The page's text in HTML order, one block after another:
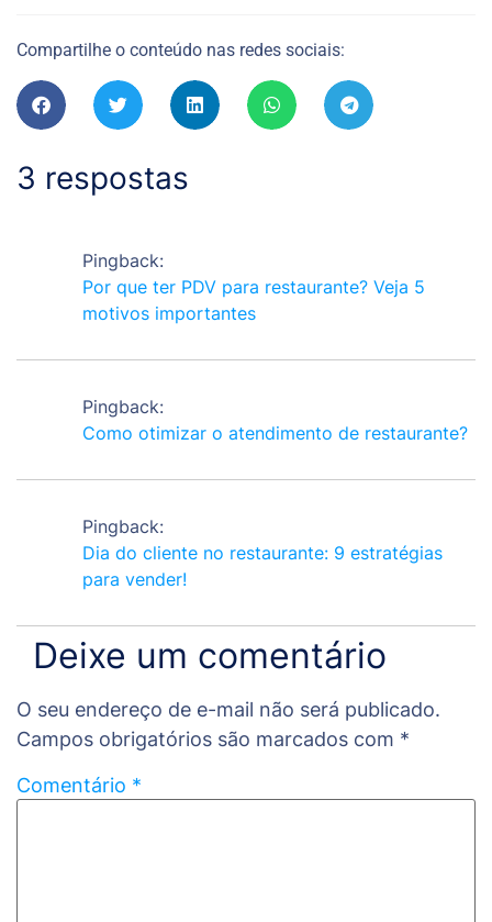
Compartilhe o conteúdo nas redes sociais:
3 respostas
Pingback:
Por que ter PDV para restaurante? Veja 5
motivos importantes
Pingback:
Como otimizar o atendimento de restaurante?
Pingback:
Dia do cliente no restaurante: 9 estratégias
para vender!
Deixe um comentário
O seu endereço de e-mail não será publicado.
Campos obrigatórios são marcados com *
Comentário *